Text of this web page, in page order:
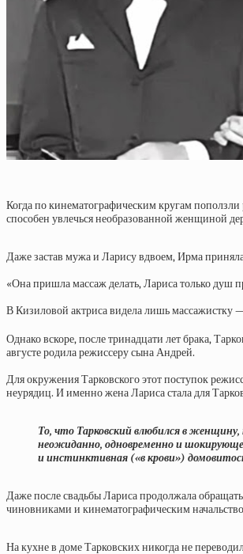
Когда по кинематографическим кругам
способен увлечься необразованной женщиной
Даже застав мужа и Ларису вдвоем, Ирма
«Она пришла массаж делать, Лариса только душ
В Кизиловой актриса видела лишь массажистку
Однако вскоре, после тринадцати лет брака,
августе родила режиссеру сына Андрей.
Для окружения Тарковского этот поступок
неурядиц. И именно жена Лариса стала для
То, что Тарковский влюбился в
неожиданно, одновременно и
и инстинктивная («в крови»)
Даже после свадьбы Лариса продолжала
чиновниками и кинематографическим
На кухне в доме Тарковских никогда не